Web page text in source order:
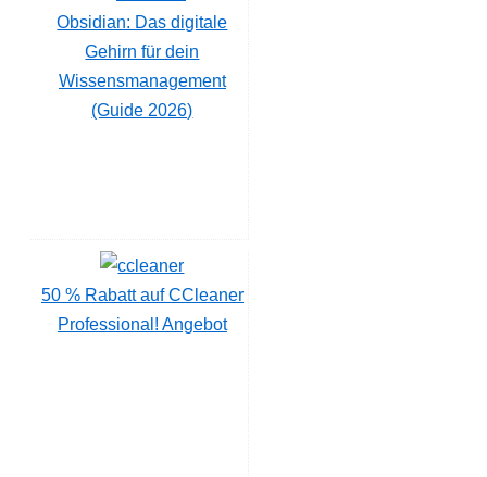
Obsidian: Das digitale
Gehirn für dein
Wissensmanagement
(Guide 2026)
50 % Rabatt auf CCleaner
Professional! Angebot